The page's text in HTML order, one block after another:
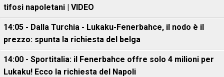
tifosi napoletani | VIDEO
14:05 - Dalla Turchia - Lukaku-Fenerbahce, il nodo è il
prezzo: spunta la richiesta del belga
14:00 - Sportitalia: il Fenerbahce offre solo 4 milioni per
Lukaku! Ecco la richiesta del Napoli